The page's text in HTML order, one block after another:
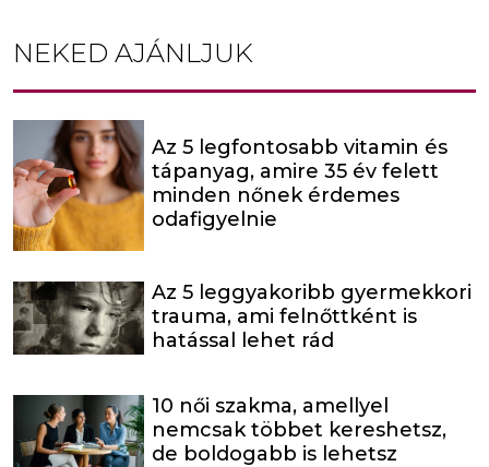
NEKED AJÁNLJUK
Az 5 legfontosabb vitamin és
tápanyag, amire 35 év felett
minden nőnek érdemes
odafigyelnie
Az 5 leggyakoribb gyermekkori
trauma, ami felnőttként is
hatással lehet rád
10 női szakma, amellyel
nemcsak többet kereshetsz,
de boldogabb is lehetsz